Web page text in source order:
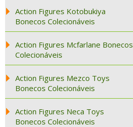
Action Figures Kotobukiya
Bonecos Colecionáveis
Action Figures Mcfarlane Bonecos
Colecionáveis
Action Figures Mezco Toys
Bonecos Colecionáveis
Action Figures Neca Toys
Bonecos Colecionáveis